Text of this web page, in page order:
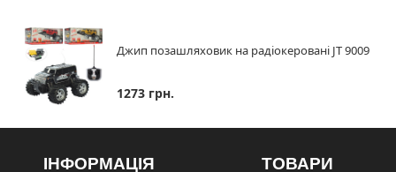
Джип позашляховик на радіокеровані JT 9009
1273 грн.
ІНФОРМАЦІЯ ТОВАРИ